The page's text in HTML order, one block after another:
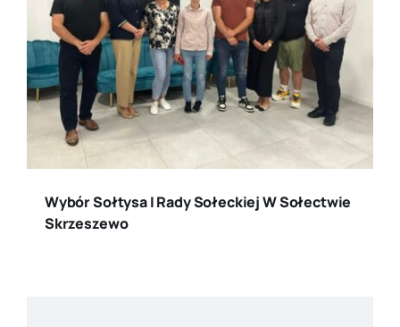
Wybór Sołtysa I Rady Sołeckiej W Sołectwie
Skrzeszewo